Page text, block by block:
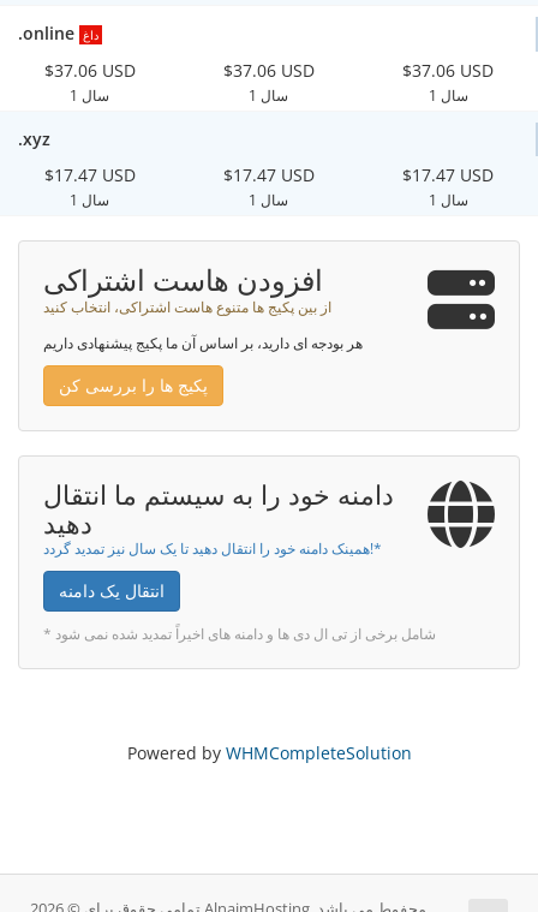
.online داغ
$37.06 USD
1 سال
$37.06 USD
1 سال
$37.06 USD
1 سال
.xyz
$17.47 USD
1 سال
$17.47 USD
1 سال
$17.47 USD
1 سال
افزودن هاست اشتراکی
از بین پکیج ها متنوع هاست اشتراکی، انتخاب کنید
هر بودجه ای دارید، بر اساس آن ما پکیج پیشنهادی داریم
پکیج ها را بررسی کن
دامنه خود را به سیستم ما انتقال
دهید
همینک دامنه خود را انتقال دهید تا یک سال نیز تمدید گردد!*
انتقال یک دامنه
* شامل برخی از تی ال دی ها و دامنه های اخیراً تمدید شده نمی شود
Powered by WHMCompleteSolution